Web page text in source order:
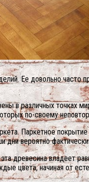
Ее довольно часто
в различных точках
по-своему
Паркетное
дни вероятно
древесина владеет
цвета, начиная от